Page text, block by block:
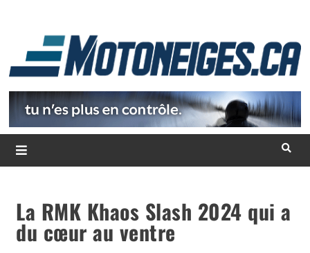
Magazine Motoneiges.ca
La RMK Khaos Slash 2024 qui a
du cœur au ventre